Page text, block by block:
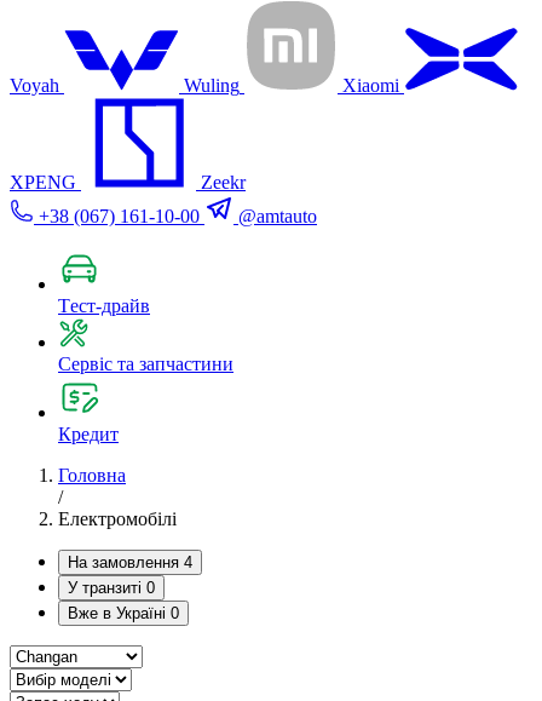
Voyah Wuling Xiaomi
XPENG
Zeekr
+38 (067) 161-10-00
@amtauto
Tест-драйв
Сервіс та запчастини
Кредит
Головна
/
Електромобілі
На замовлення 4
У транзиті 0
Вже в Україні 0